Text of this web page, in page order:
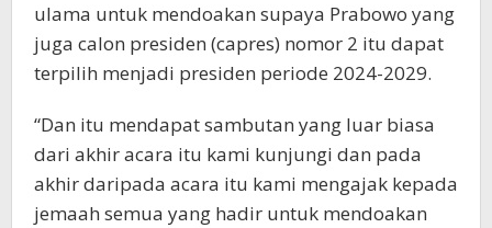
ulama untuk mendoakan supaya Prabowo yang
juga calon presiden (capres) nomor 2 itu dapat
terpilih menjadi presiden periode 2024-2029.
“Dan itu mendapat sambutan yang luar biasa
dari akhir acara itu kami kunjungi dan pada
akhir daripada acara itu kami mengajak kepada
jemaah semua yang hadir untuk mendoakan